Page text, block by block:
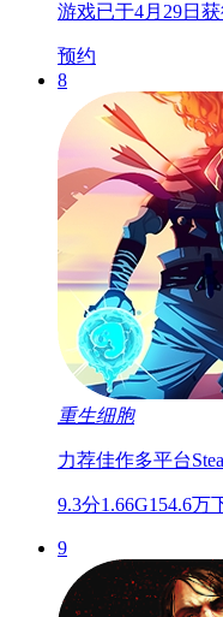
游戏已于4月29日
预约
8
重生细胞
力荐佳作多平台
9.3分1.66G154.6万
9